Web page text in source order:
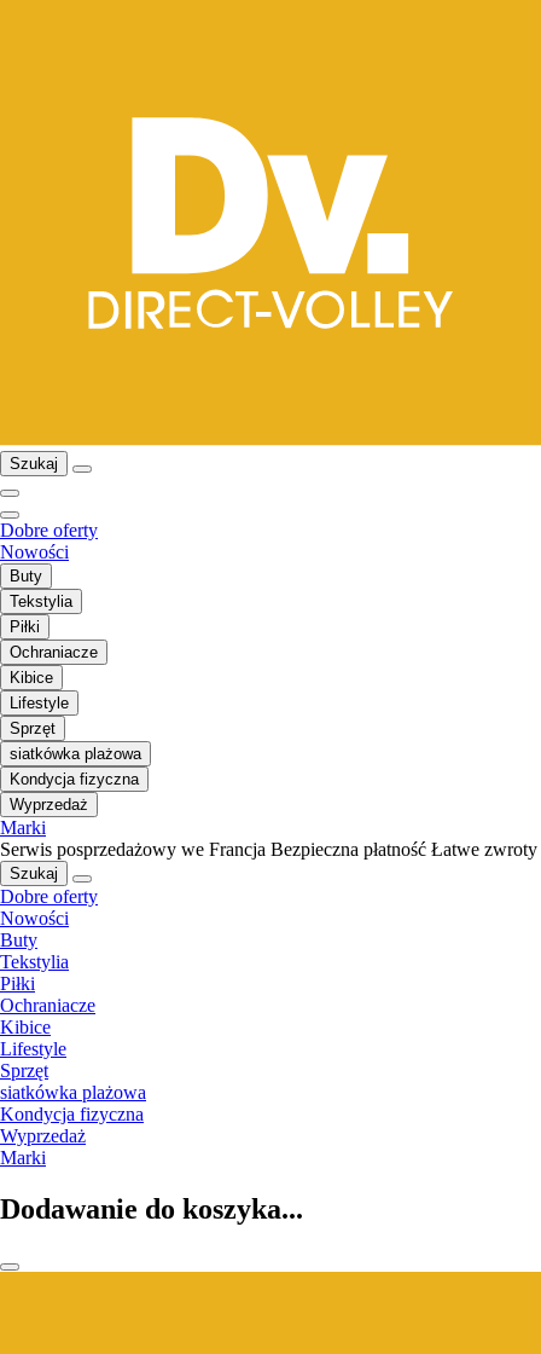
Szukaj
Dobre oferty
Nowości
Buty
Tekstylia
Piłki
Ochraniacze
Kibice
Lifestyle
Sprzęt
siatkówka plażowa
Kondycja fizyczna
Wyprzedaż
Marki
Serwis posprzedażowy we Francja Bezpieczna płatność Łatwe zwroty
Szukaj
Dobre oferty
Nowości
Buty
Tekstylia
Piłki
Ochraniacze
Kibice
Lifestyle
Sprzęt
siatkówka plażowa
Kondycja fizyczna
Wyprzedaż
Marki
Dodawanie do koszyka...